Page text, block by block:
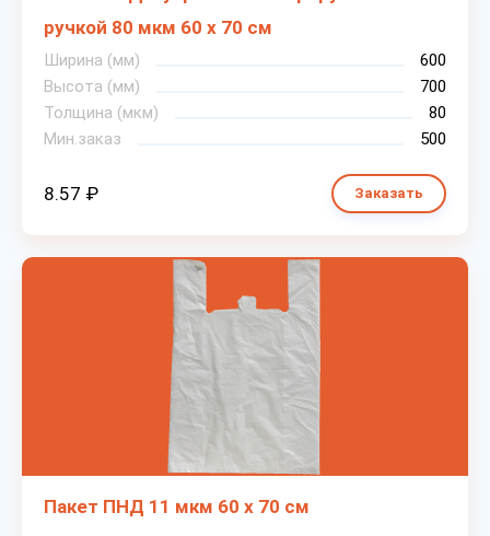
ручкой 80 мкм 60 х 70 см
Ширина (мм)
600
Высота (мм)
700
Толщина (мкм)
80
Мин.заказ
500
8.57 ₽ Заказать
Пакет ПНД 11 мкм 60 х 70 см